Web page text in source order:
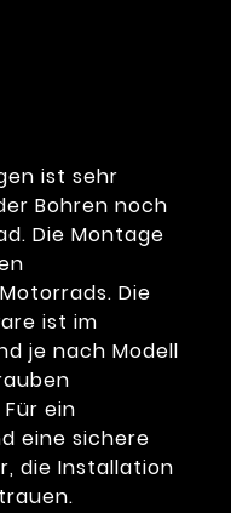
ist sehr
Bohren noch
Die Montage
Die
ist im
je nach Modell
ein
eine sichere
die Installation